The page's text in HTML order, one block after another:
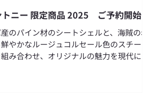
ニー 限定商品 2025 ご予約開始
のパイン材のシートシェルと、海賊の赤
やかなルージュコルセール色のスチール
み合わせ、オリジナルの魅力を現代に蘇